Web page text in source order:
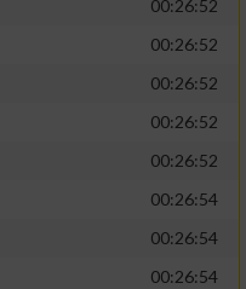
00:26:52
00:26:52
00:26:52
00:26:52
00:26:52
00:26:54
00:26:54
00:26:54